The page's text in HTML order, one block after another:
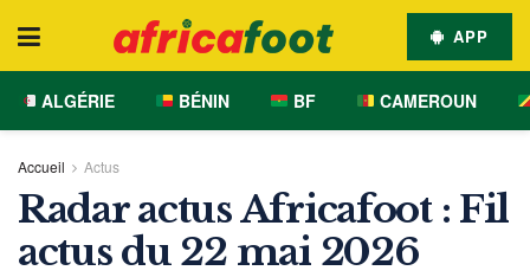
APP
ALGÉRIE BÉNIN BF CAMEROUN
Accueil Actus
Radar actus Africafoot : Fil
actus du 22 mai 2026